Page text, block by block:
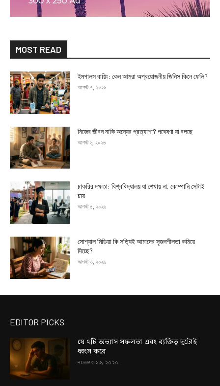
MOST READ
ইমপালস বায়িং: কেন আমরা অপ্রয়োজনীয় জিনিস কিনে ফেলি?
আগস্ট ৭, ২০২৬
নিজের জীবন নাকি অন্যের প্রত্যাশা? গবেষণা যা বলছে
আগস্ট ৬, ২০২৬
চাকরির দক্ষতা: বিশ্ববিদ্যালয় যা শেখায় না, কোম্পানি সেটাই
চায়
আগস্ট ৫, ২০২৬
সোশ্যাল মিডিয়া কি সত্যিই আমাদের সৃজনশীলতা কমিয়ে
দিচ্ছে?
আগস্ট ৩, ২০২৬
EDITOR PICKS
যে ৭টি অভ্যাস সফলতা এবং ব্যক্তিত্ব দুটোই
ধ্বংস করে
নভেম্বর ১৩, ২০২৫